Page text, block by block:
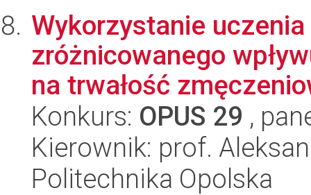
Wykorzystanie
zróżnicowanego
na trwałość
Konkurs: OPUS 29 ,
Kierownik: prof.
Politechnika Opolska